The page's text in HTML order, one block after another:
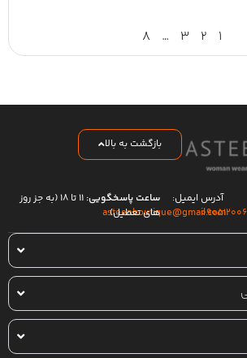
۱ ۲ ۳ … ۸
بازگشت به بالا
آدرس ایمیل:
asteenboutique@gmail.com
ساعت پاسخگویی:
۱۱ تا ۱۸ (به جز روز
های تعطیل)